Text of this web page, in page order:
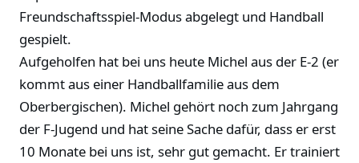
Freundschaftsspiel-Modus abgelegt und Handball
gespielt.
Aufgeholfen hat bei uns heute Michel aus der E-2 (er
kommt aus einer Handballfamilie aus dem
Oberbergischen). Michel gehört noch zum Jahrgang
der F-Jugend und hat seine Sache dafür, dass er erst
10 Monate bei uns ist, sehr gut gemacht. Er trainiert